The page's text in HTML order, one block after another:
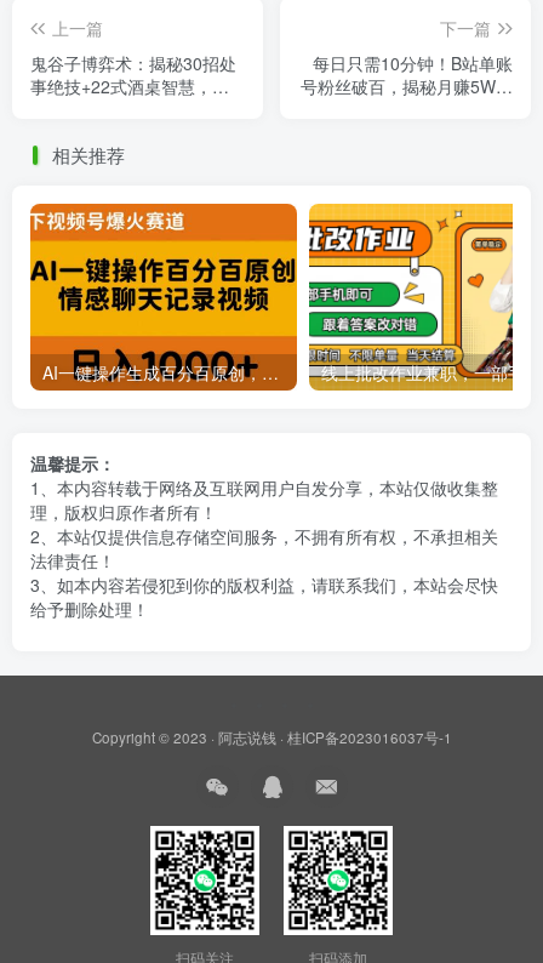
上一篇
鬼谷子博弈术：揭秘30招处
事绝技+22式酒桌智慧，掌
下一篇
每日只需10分钟！B站单账
号粉丝破百，揭秘月赚5W的
相关推荐
AI一键操作生成百分百原创，揭秘情感聊天记录视频，当下视频号爆火新赛道
温馨提示：
1、本内容转载于网络及互联网用户自发分享，本站仅做收集整
理，版权归原作者所有！
2、本站仅提供信息存储空间服务，不拥有所有权，不承担相关
法律责任！
3、如本内容若侵犯到你的版权利益，请联系我们，本站会尽快
给予删除处理！
Copyright © 2023 · 阿志说钱· 桂ICP备2023016037号-1
扫码关注 扫码添加